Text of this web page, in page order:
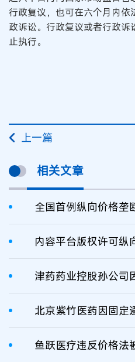
行政复议，也可在六个月内
政诉讼。行政复议或者行政
止执行。
上一篇
相关文章